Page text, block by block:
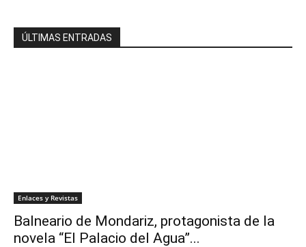
ÚLTIMAS ENTRADAS
Enlaces y Revistas
Balneario de Mondariz, protagonista de la
novela “El Palacio del Agua”...